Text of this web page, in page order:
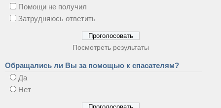
Помощи не получил
Затрудняюсь ответить
Посмотреть результаты
Обращались ли Вы за помощью к спасателям?
Да
Нет